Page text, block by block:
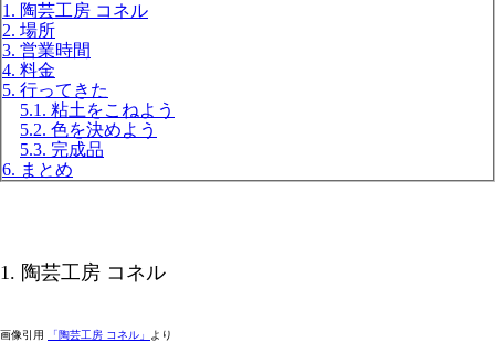
1. 陶芸工房 コネル
2. 場所
3. 営業時間
4. 料金
5. 行ってきた
5.1. 粘土をこねよう
5.2. 色を決めよう
5.3. 完成品
6. まとめ
1. 陶芸工房 コネル
画像引用 「陶芸工房 コネル」 より